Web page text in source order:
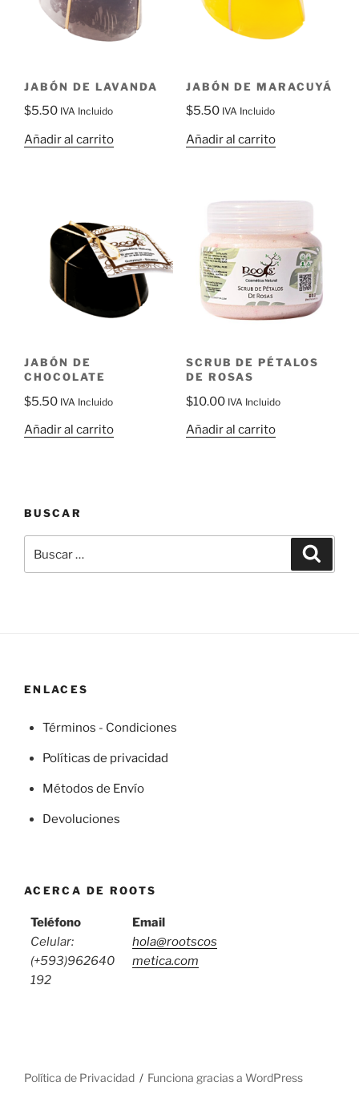
JABÓN DE LAVANDA
$5.50 IVA Incluido
Añadir al carrito
JABÓN DE MARACUYÁ
$5.50 IVA Incluido
Añadir al carrito
JABÓN DE
CHOCOLATE
$5.50 IVA Incluido
Añadir al carrito
SCRUB DE PÉTALOS
DE ROSAS
$10.00 IVA Incluido
Añadir al carrito
BUSCAR
por:
ENLACES
Términos - Condiciones
Políticas de privacidad
Métodos de Envío
Devoluciones
ACERCA DE ROOTS
Teléfono
Celular:
(+593)962640
192
Email
hola@rootscos
metica.com
Política de Privacidad Funciona gracias a WordPress